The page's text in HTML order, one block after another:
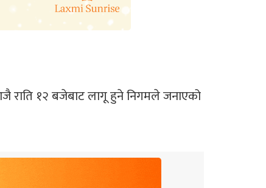
राति १२ बजेबाट लागू हुने निगमले जनाएको